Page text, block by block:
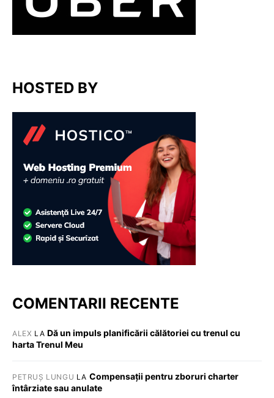
HOSTED BY
COMENTARII RECENTE
ALEX LA Dă un impuls planificării călătoriei cu trenul cu
harta Trenul Meu
PETRUȘ LUNGU LA Compensații pentru zboruri charter
întârziate sau anulate